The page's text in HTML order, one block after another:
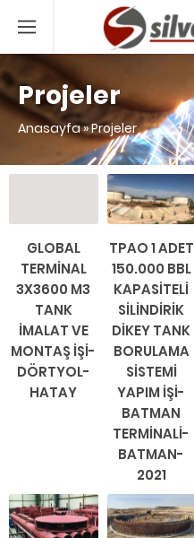
Projeler
Anasayfa»Projeler
GLOBAL
TERMİNAL
3X3600 M3
TANK
İMALAT VE
MONTAŞ İŞİ-
DÖRTYOL-
HATAY
TPAO 1 ADET
150.000 BBL
KAPASİTELİ
SİLİNDİRİK
DİKEY TANK
BORULAMA
SİSTEMİ
YAPIM İŞİ-
BATMAN
TERMİNALİ-
BATMAN-
2021